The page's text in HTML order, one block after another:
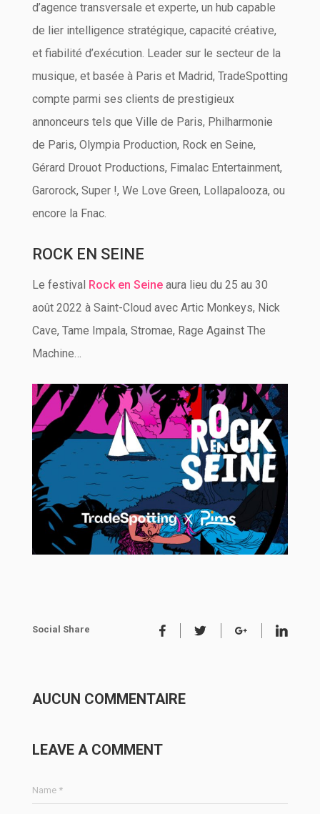
d’agence transversale et experte, un hub capable
de lier intelligence stratégique, capacité créative,
et fiabilité d’exécution. Leader sur le secteur de la
musique, et basée à Paris et Madrid, TradeSpotting
compte parmi ses clients de prestigieux
annonceurs tels que Ville de Paris, Philharmonie
de Paris, Olympia Production, Rock en Seine,
Gérard Drouot Productions, Fimalac Entertainment,
Garorock, Super !, We Love Green, Lollapalooza, ou
encore la Fnac.
ROCK EN SEINE
Le festival Rock en Seine aura lieu du 25 au 30
août 2022 à Saint-Cloud avec Artic Monkeys, Nick
Cave, Tame Impala, Stromae, Rage Against The
Machine…
Social Share
AUCUN COMMENTAIRE
LEAVE A COMMENT
Name *